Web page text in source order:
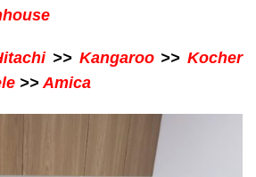
>> Kangaroo >> Kocher
>>Amica